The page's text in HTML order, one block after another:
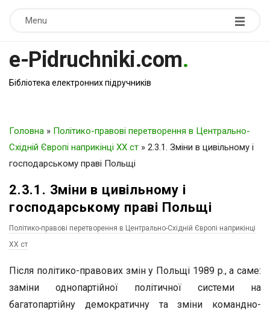
Menu
e-Pidruchniki.com.
Бібліотека електронних підручників
Головна » Політико-правові перетворення в Центрально-
Східній Європі наприкінці ХХ ст » 2.3.1. Зміни в цивільному і
господарському праві Польщі
2.3.1. Зміни в цивільному і
господарському праві Польщі
Політико-правові перетворення в Центрально-Східній Європі наприкінці
ХХ ст
Після політико-правових змін у Польщі 1989 р., а саме:
заміни однопартійної політичної системи на
багатопартійну демократичну та зміни командно-